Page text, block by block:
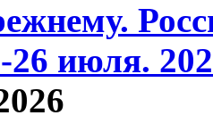
26 июля.